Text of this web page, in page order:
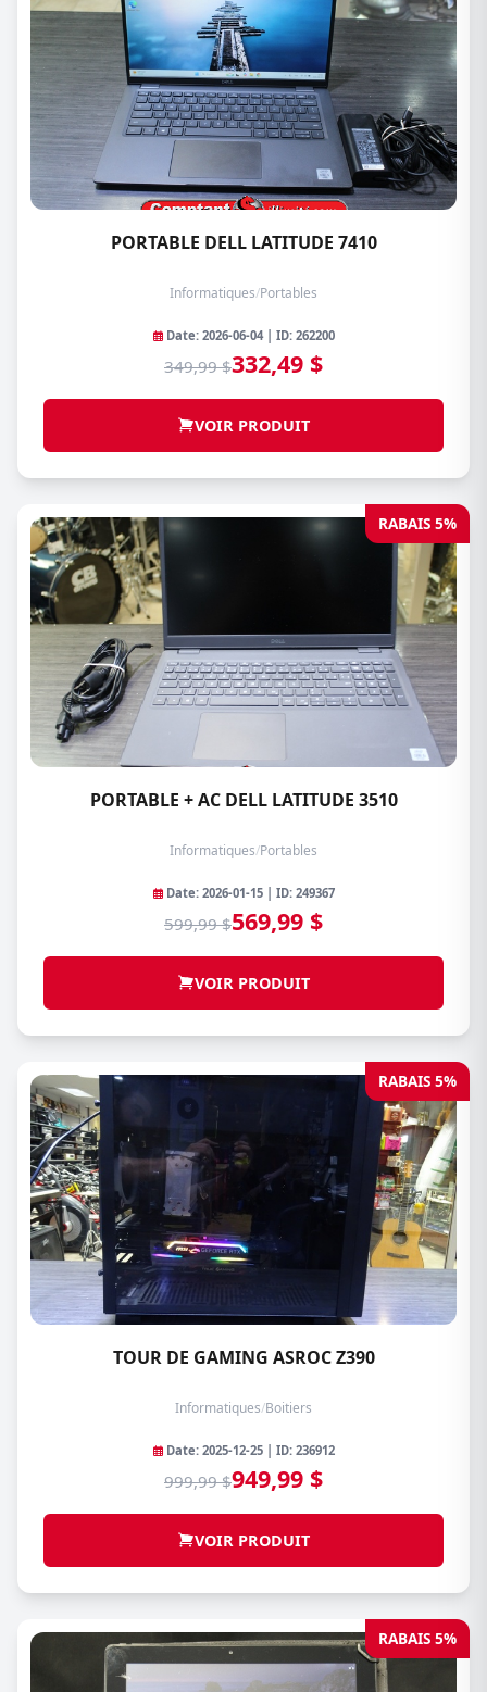
PORTABLE DELL LATITUDE 7410
Informatiques/Portables
Date: 2026-06-04 | ID: 262200
349,99 $332,49 $
VOIR PRODUIT
RABAIS 5%
PORTABLE + AC DELL LATITUDE 3510
Informatiques/Portables
Date: 2026-01-15 | ID: 249367
599,99 $569,99 $
VOIR PRODUIT
RABAIS 5%
TOUR DE GAMING ASROC Z390
Informatiques/Boitiers
Date: 2025-12-25 | ID: 236912
999,99 $949,99 $
VOIR PRODUIT
RABAIS 5%